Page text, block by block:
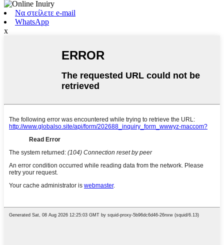
Να στείλετε e-mail
WhatsApp
x